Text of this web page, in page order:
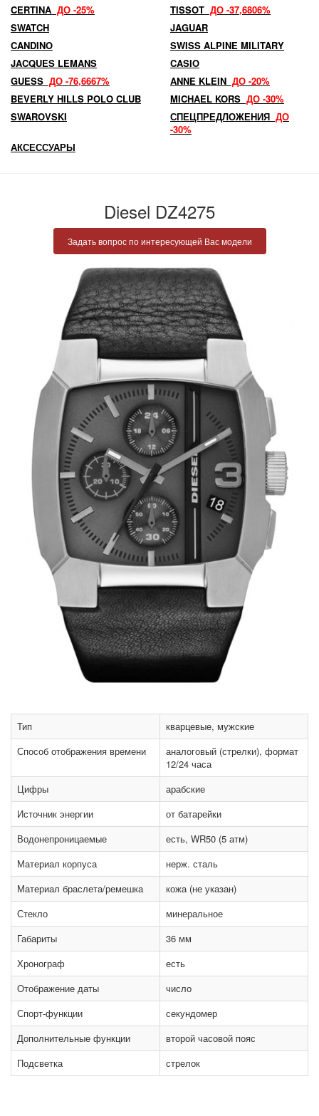
CERTINA ДО -25% TISSOT ДО -37,6806%
SWATCH
JAGUAR
CANDINO
SWISS ALPINE MILITARY
JACQUES LEMANS
CASIO
GUESS ДО -76,6667% ANNE KLEIN ДО -20%
BEVERLY HILLS POLO CLUB
MICHAEL KORS ДО -30%
SWAROVSKI
СПЕЦПРЕДЛОЖЕНИЯ ДО
-30%
АКСЕССУАРЫ
Diesel DZ4275
Задать вопрос по интересующей Вас модели
Тип
кварцевые, мужские
Способ отображения времени
аналоговый (стрелки), формат
12/24 часа
Цифры
арабские
Источник энергии
от батарейки
Водонепроницаемые
есть, WR50 (5 атм)
Материал корпуса
нерж. сталь
Материал браслета/ремешка
кожа (не указан)
Стекло
минеральное
Габариты
36 мм
Хронограф
есть
Отображение даты
число
Спорт-функции
секундомер
Дополнительные функции
второй часовой пояс
Подсветка
стрелок